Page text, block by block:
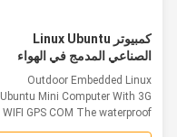
كمبيوتر Linux Ubuntu
الصناعي المدمج في الهواء
الطلق مع 3G WIFI GPS COM
Outdoor Embedded Linux
Ubuntu Mini Computer With 3G
WIFI GPS COM The waterproof
pc is ideal for...